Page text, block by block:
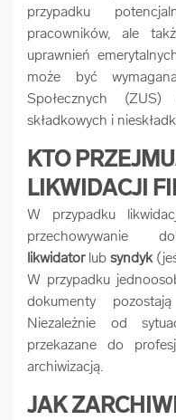
przypadku
pracowników, ale
uprawnień
może być
Społecznych
składkowych i
KTO
LIKWIDACJI
W przypadku
przechowywanie
likwidatorlub syndyk
W przypadku
dokumenty
Niezależnie od
przekazane do
archiwizacją.
JAK